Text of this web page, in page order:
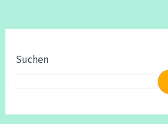
Suchen